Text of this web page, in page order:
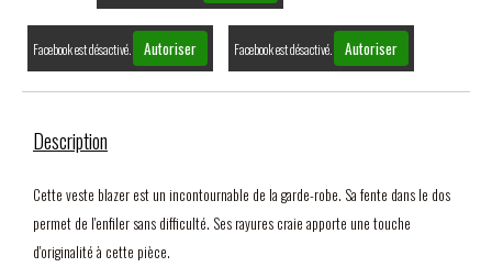
Facebook est désactivé. Autoriser Facebook est désactivé. Autoriser
Description
Cette veste blazer est un incontournable de la garde-robe. Sa fente dans le dos
permet de l'enfiler sans difficulté. Ses rayures craie apporte une touche
d'originalité à cette pièce.